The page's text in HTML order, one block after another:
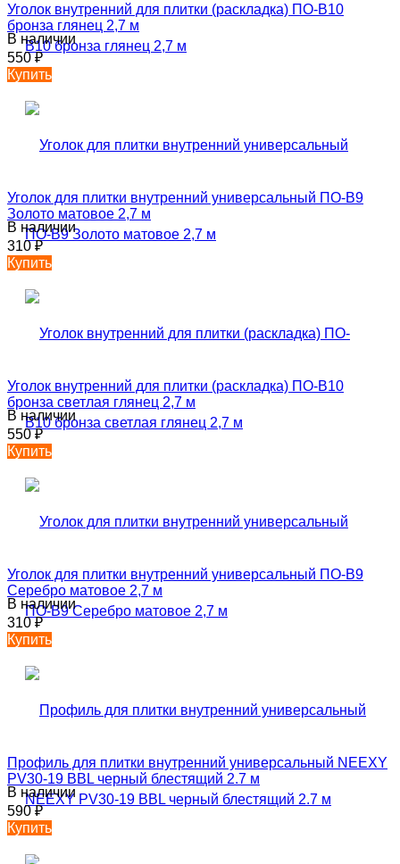
Уголок внутренний для плитки (раскладка) ПО-В10
бронза глянец 2,7 м
В наличии
550₽
Купить
Уголок для плитки внутренний универсальный ПО-В9
Золото матовое 2,7 м
В наличии
310₽
Купить
Уголок внутренний для плитки (раскладка) ПО-В10
бронза светлая глянец 2,7 м
В наличии
550₽
Купить
Уголок для плитки внутренний универсальный ПО-В9
Серебро матовое 2,7 м
В наличии
310₽
Купить
Профиль для плитки внутренний универсальный NEEXY
PV30-19 BBL черный блестящий 2.7 м
В наличии
590₽
Купить